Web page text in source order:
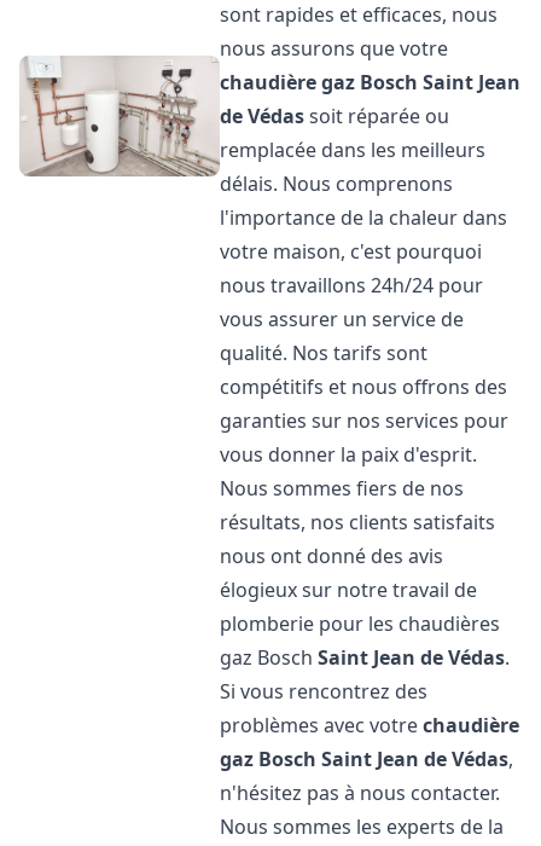
sont rapides et efficaces, nous
nous assurons que votre
chaudière gaz Bosch Saint Jean
de Védassoit réparée ou
remplacée dans les meilleurs
délais. Nous comprenons
l'importance de la chaleur dans
votre maison, c'est pourquoi
nous travaillons 24h/24 pour
vous assurer un service de
qualité. Nos tarifs sont
compétitifs et nous offrons des
garanties sur nos services pour
vous donner la paix d'esprit.
Nous sommes fiers de nos
résultats, nos clients satisfaits
nous ont donné des avis
élogieux sur notre travail de
plomberie pour les chaudières
gaz BoschSaint Jean de Védas.
Si vous rencontrez des
problèmes avec votrechaudière
gaz Bosch Saint Jean de Védas,
n'hésitez pas à nous contacter.
Nous sommes les experts de la